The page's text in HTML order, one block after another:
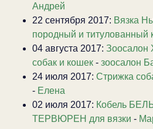
Андрей
22 сентября 2017: Вязка
породный и титулованный
04 августа 2017: Зоосалон
собак и кошек - зоосалон
24 июля 2017: Стрижка
- Елена
02 июля 2017: Кобель
ТЕРВЮРЕН для вязки -